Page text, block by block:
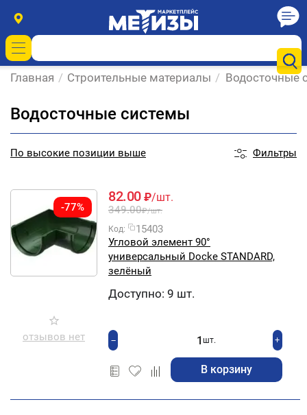
Главная / Строительные материалы / Водосточные
Водосточные системы
По высокие позиции выше Фильтры
-77%
отзывов нет
82.00 ₽/шт.
349.00₽/шт.
Код:
15403
Угловой элемент 90°
универсальный Docke STANDARD,
зелёный
Доступно: 9 шт.
+
шт.
−
В корзину